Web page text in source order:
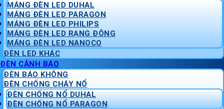
MÁNG ĐÈN LED DUHAL
MÁNG ĐÈN LED PARAGON
MÁNG ĐÈN LED PHILIPS
MÁNG ĐÈN LED RẠNG ĐÔNG
MÁNG ĐÈN LED NANOCO
ĐÈN LED KHÁC
ĐÈN CẢNH BÁO
ĐÈN BÁO KHÔNG
ĐÈN CHỐNG CHÁY NỔ
ĐÈN CHỐNG NỔ DUHAL
ĐÈN CHỐNG NỔ PARAGON